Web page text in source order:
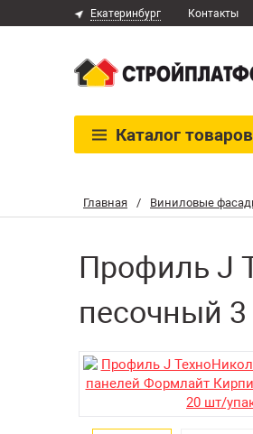
Главная / Виниловые
Профиль J
песочный
Екатеринбург Контакты
Каталог товаров